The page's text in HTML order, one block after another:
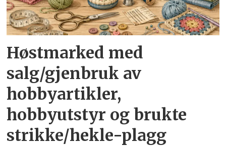
Høstmarked med
salg/gjenbruk av
hobbyartikler,
hobbyutstyr og brukte
strikke/hekle-plagg